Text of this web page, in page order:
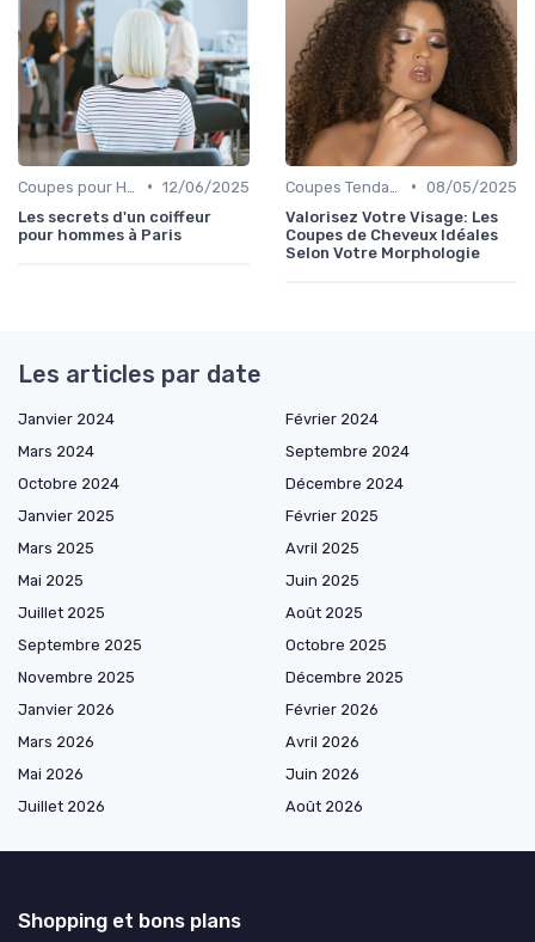
• 12/06/2025
Les secrets d'un coiffeur
pour hommes à Paris
• 08/05/2025
Valorisez Votre Visage: Les
Coupes de Cheveux Idéales
Selon Votre Morphologie
Les articles par date
Janvier 2024
Février 2024
Mars 2024
Septembre 2024
Octobre 2024
Décembre 2024
Janvier 2025
Février 2025
Mars 2025
Avril 2025
Mai 2025
Juin 2025
Juillet 2025
Août 2025
Septembre 2025
Octobre 2025
Novembre 2025
Décembre 2025
Janvier 2026
Février 2026
Mars 2026
Avril 2026
Mai 2026
Juin 2026
Juillet 2026
Août 2026
Shopping et bons plans